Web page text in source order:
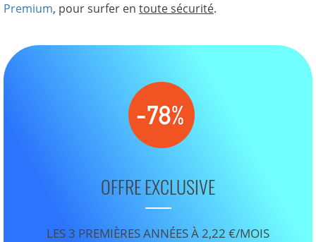
Premium, pour surfer en toute sécurité.
OFFRE EXCLUSIVE
LES 3 PREMIÈRES ANNÉES À 2,22 €/MOIS